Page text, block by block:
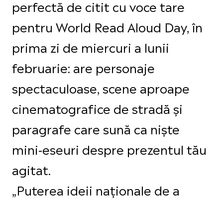
perfectă de citit cu voce tare
pentru World Read Aloud Day, în
prima zi de miercuri a lunii
februarie: are personaje
spectaculoase, scene aproape
cinematografice de stradă și
paragrafe care sună ca niște
mini-eseuri despre prezentul tău
agitat.
„Puterea ideii naționale de a